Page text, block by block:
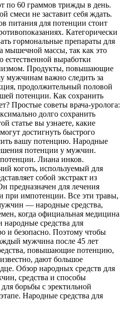
по 60 граммов трижды в день.
смеси не заставит себя ждать.
питания для потенции стоит
Категорически
гормональные препараты для
мышечной массы, так как это
выработки
Продукты, повышающие
важно следить за
продолжительный половой
потенции. Как сохранить
Простые советы врача-уролога:
долго сохранить
статье вы узнаете, какие
достигнуть быстрого
вашу потенцию. Народные
потенции у мужчин.
Лиана инков.
коготь, используемый для
собой экстракт из
предназначен для лечения
при импотенции. Все эти травы,
— народные средства,
когда официальная медицина
народные средства для
и безопасно. Поэтому чтобы
мужчина после 45 лет
повышающие потенцию,
дают большое
Обзор народных средств для
средства и способы
борьбы с эректильной
Народные средства для